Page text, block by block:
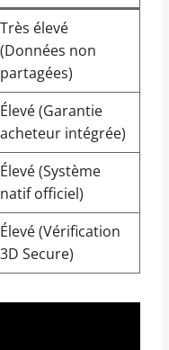
Très élevé
(Données non
partagées)
Élevé (Garantie
acheteur intégrée)
Élevé (Système
natif officiel)
Élevé (Vérification
3D Secure)